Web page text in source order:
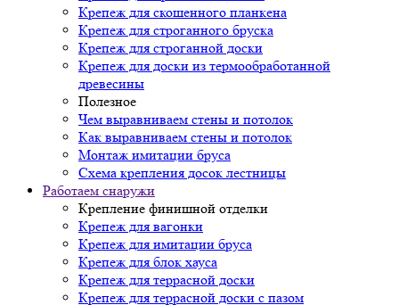
Крепеж для скошенного планкена
Крепеж для строганного бруска
Крепеж для строганной доски
Крепеж для доски из термообработанной
древесины
Полезное
Чем выравниваем стены и потолок
Как выравниваем стены и потолок
Монтаж имитации бруса
Схема крепления досок лестницы
Работаем снаружи
Крепление финишной отделки
Крепеж для вагонки
Крепеж для имитации бруса
Крепеж для блок хауса
Крепеж для террасной доски
Крепеж для террасной доски с пазом